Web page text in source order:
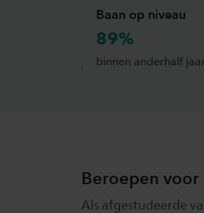
Baan op niveau
89%
binnen anderhalf
Beroepen
Als afgestudeerde